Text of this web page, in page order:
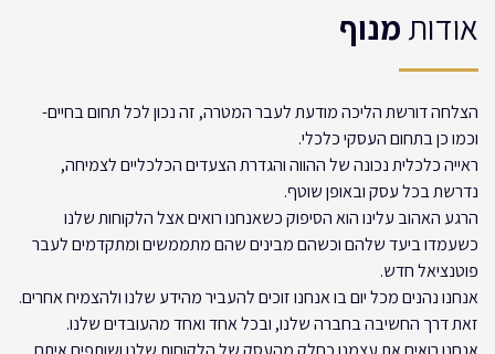
אודות מנוף
הצלחה דורשת הליכה מודעת לעבר המטרה, זה נכון לכל תחום בחיים-
וכמו כן בתחום העסקי כלכלי.
ראייה כלכלית נכונה של ההווה והגדרת הצעדים הכלכליים לצמיחה,
נדרשת בכל עסק ובאופן שוטף.
הרגע האהוב עלינו הוא הסיפוק כשאנחנו רואים אצל הלקוחות שלנו
כשעמדו ביעד שלהם וכשהם מבינים שהם מתממשים ומתקדמים לעבר
פוטנציאל חדש.
אנחנו נהנים מכל יום בו אנחנו זוכים להעביר מהידע שלנו ולהצמיח אחרים.
זאת דרך החשיבה בחברה שלנו, ובכל אחד ואחד מהעובדים שלנו.